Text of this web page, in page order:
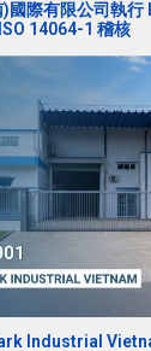
國際有限公司執行
14064-1 稽核
Industrial